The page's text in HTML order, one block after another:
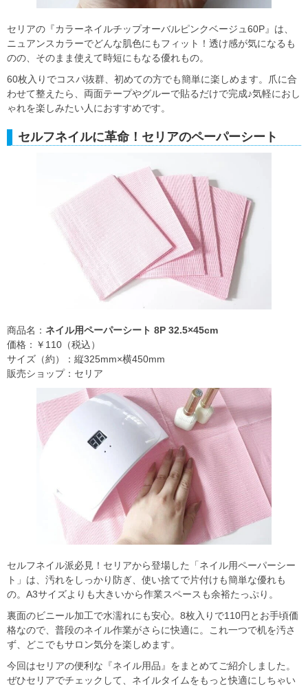
セリアの『カラーネイルチップオーバルピンクベージュ60P』は、
ニュアンスカラーでどんな肌色にもフィット！透け感が気になるも
のの、そのまま使えて時短にもなる優れもの。
60枚入りでコスパ抜群、初めての方でも簡単に楽しめます。爪に合
わせて整えたら、両面テープやグルーで貼るだけで完成♪気軽におし
ゃれを楽しみたい人におすすめです。
セルフネイルに革命！セリアのペーパーシート
商品名： ネイル用ペーパーシート 8P 32.5×45cm
価格：￥110（税込）
サイズ（約）：縦325mm×横450mm
販売ショップ：セリア
セルフネイル派必見！セリアから登場した「ネイル用ペーパーシー
ト」は、汚れをしっかり防ぎ、使い捨てで片付けも簡単な優れも
の。A3サイズよりも大きいから作業スペースも余裕たっぷり。
裏面のビニール加工で水濡れにも安心。8枚入りで110円とお手頃価
格なので、普段のネイル作業がさらに快適に。これ一つで机を汚さ
ず、どこでもサロン気分を楽しめます。
今回はセリアの便利な『ネイル用品』をまとめてご紹介しました。
ぜひセリアでチェックして、ネイルタイムをもっと快適にしちゃい